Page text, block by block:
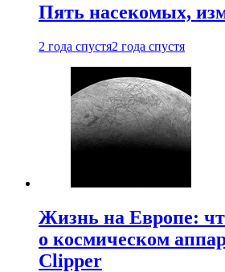
Пять насекомых,
2 года спустя2 года спустя
Жизнь на Европе:
о космическом
Clipper